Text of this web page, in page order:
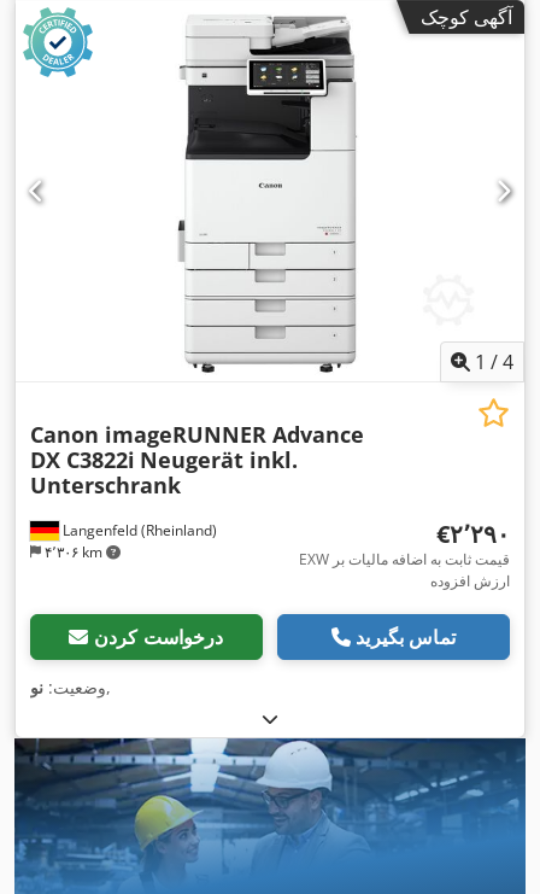
آگهی کوچک
1 /4
Langenfeld (Rheinland)
۴٬۳۰۶ km
Canon imageRUNNER Advance
DX C3822i Neugerät inkl.
Unterschrank
‎€۲٬۲۹۰
EXW قیمت ثابت به اضافه مالیات بر
ارزش افزوده
درخواست کردن تماس بگیرید
وضعیت: نو ,